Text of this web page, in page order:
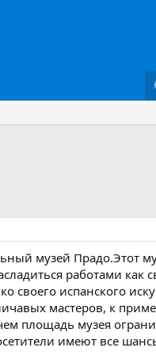
музей Прадо.Этот
работами как
своего испанского
мастеров, к
площадь музея
имеют все